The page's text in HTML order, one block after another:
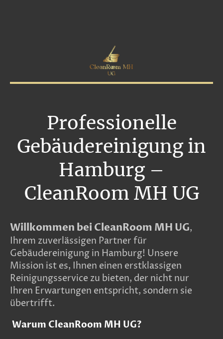
Professionelle
Gebäudereinigung in
Hamburg –
CleanRoom MH UG
Willkommen bei CleanRoom MH UG,
Ihrem zuverlässigen Partner für
Gebäudereinigung in Hamburg! Unsere
Mission ist es, Ihnen einen erstklassigen
Reinigungsservice zu bieten, der nicht nur
Ihren Erwartungen entspricht, sondern sie
übertrifft.
Warum CleanRoom MH UG?